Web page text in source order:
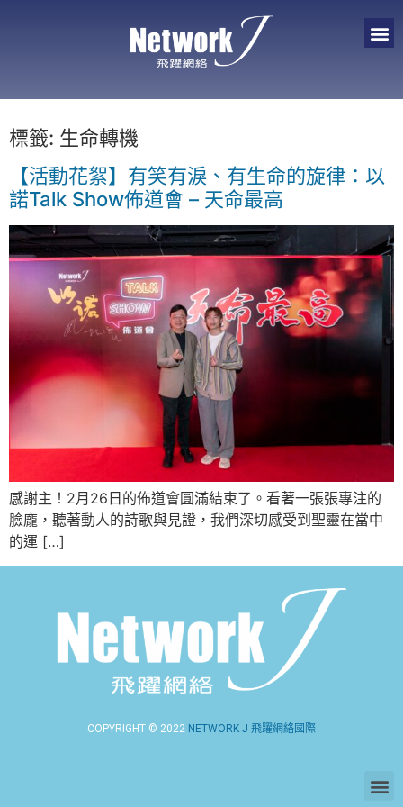
標籤: 生命轉機
【活動花絮】有笑有淚、有生命的旋律：以
諾Talk Show佈道會 – 天命最高
感謝主！2月26日的佈道會圓滿結束了。看著一張張專注的
臉龐，聽著動人的詩歌與見證，我們深切感受到聖靈在當中
的運 […]
COPYRIGHT © 2022 NETWORK J 飛躍網絡國際